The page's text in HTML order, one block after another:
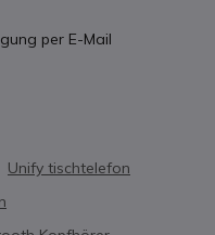
per E-Mail
Unify tischtelefon